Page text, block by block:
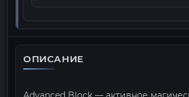
ОПИСАНИЕ